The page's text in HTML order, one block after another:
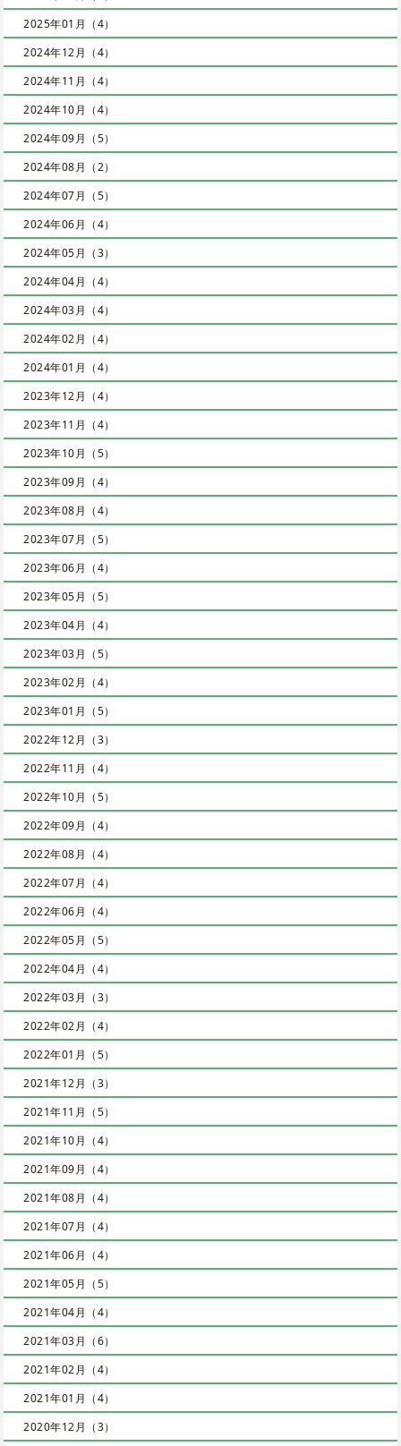
2025年01月（4）
2024年12月（4）
2024年11月（4）
2024年10月（4）
2024年09月（5）
2024年08月（2）
2024年07月（5）
2024年06月（4）
2024年05月（3）
2024年04月（4）
2024年03月（4）
2024年02月（4）
2024年01月（4）
2023年12月（4）
2023年11月（4）
2023年10月（5）
2023年09月（4）
2023年08月（4）
2023年07月（5）
2023年06月（4）
2023年05月（5）
2023年04月（4）
2023年03月（5）
2023年02月（4）
2023年01月（5）
2022年12月（3）
2022年11月（4）
2022年10月（5）
2022年09月（4）
2022年08月（4）
2022年07月（4）
2022年06月（4）
2022年05月（5）
2022年04月（4）
2022年03月（3）
2022年02月（4）
2022年01月（5）
2021年12月（3）
2021年11月（5）
2021年10月（4）
2021年09月（4）
2021年08月（4）
2021年07月（4）
2021年06月（4）
2021年05月（5）
2021年04月（4）
2021年03月（6）
2021年02月（4）
2021年01月（4）
2020年12月（3）